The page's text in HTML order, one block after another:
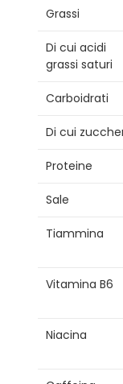
Grassi
Di cui acidi
grassi saturi
Carboidrati
Di cui
Proteine
Sale
Tiammina
Vitamina B6
Niacina